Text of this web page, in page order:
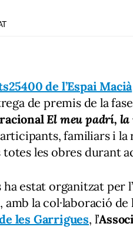
de l’Espai Macià
de premis de la
El meu padrí,
familiars i la
totes les obres durant
estat organitzat per l’
, amb la col·laboració de
les Garrigues, l’